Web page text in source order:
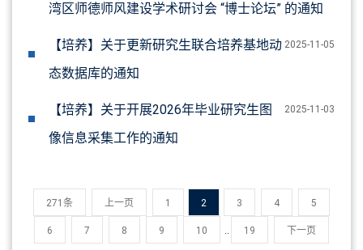
湾区师德师风建设学术研讨会 “博士论坛” 的通知
2025-11-05
【培养】关于更新研究生联合培养基地动
态数据库的通知
2025-11-03
【培养】关于开展2026年毕业研究生图
像信息采集工作的通知
271条 上一页 1 2 3 4 5
6 7 8 9 10 19 下一页